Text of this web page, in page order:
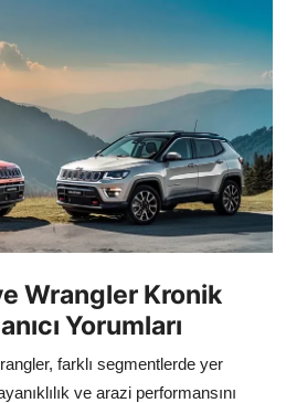
Wrangler Kronik
Yorumları
farklı segmentlerde yer
ve arazi performansını